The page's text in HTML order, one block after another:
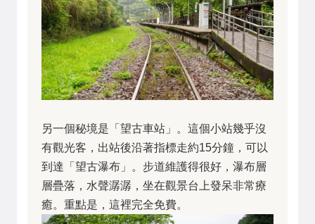
另一個秘境是「望古車站」。這個小站幾乎沒
有觀光客，出站後沿著指標走約15分鐘，可以
到達「望古瀑布」。步道維護得很好，瀑布層
層疊落，水聲潺潺，坐在觀景台上發呆非常療
癒。重點是，這裡完全免費。